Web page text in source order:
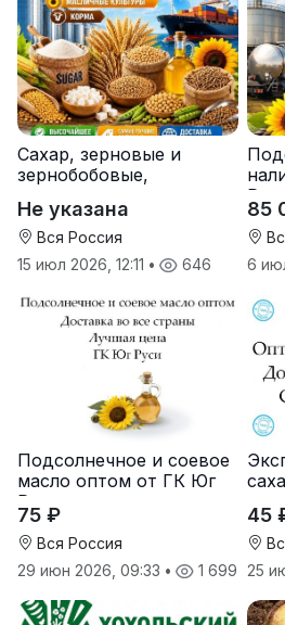
Сахар, зерновые и
зернобобовые,
корма
Не указана
Вся Россия
15 июл 2026, 12:11 • 646
Руси
85
6
Подсолнечное и соевое
масло оптом от ГК Юг
Руси
75 ₽
Вся Россия
29 июн 2026, 09:33 • 1 699
45
25